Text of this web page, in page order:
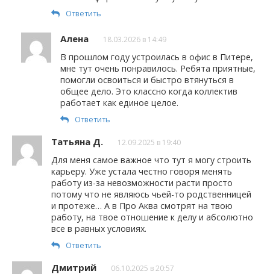
Ответить
Алена 18.03.2026 в 14:49
В прошлом году устроилась в офис в Питере,
мне тут очень понравилось. Ребята приятные,
помогли освоиться и быстро втянуться в
общее дело. Это классно когда коллектив
работает как единое целое.
Ответить
Татьяна Д. 12.09.2025 в 19:40
Для меня самое важное что тут я могу строить
карьеру. Уже устала честно говоря менять
работу из-за невозможности расти просто
потому что не являюсь чьей-то родственницей
и протеже… А в Про Аква смотрят на твою
работу, на твое отношение к делу и абсолютно
все в равных условиях.
Ответить
Дмитрий 06.10.2025 в 20:57